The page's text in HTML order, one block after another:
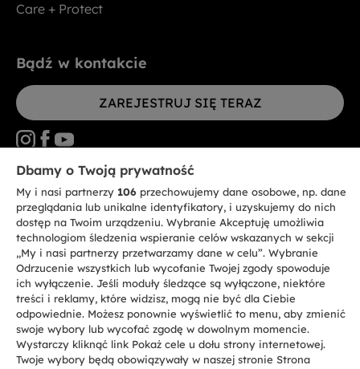
Care + Protect
Bądź w kontakcie
ZAREJESTRUJ SIĘ TERAZ
CANDY HOOVER GROUP S.r.I. - jednoosobowa sp. z.o.o. - SIEDZIBA
STATUTOWA: Via Comolli, 57 - 20861 Brugherio (MB) - Włochy -
SIEDZIBY ADMINISTRACYJNE: Via Privata Eden Fumagalli bez
nadanego numeru - 20861 Brugherio (MB) i Via Trento nr 20/A-22 - 20871
Vimercate (MB) - Włochy - Tel.: +39.039.2086.1 - Faks: +39.039.2086.237 -
Kapitał zakładowy 35.000.000,00 € wpłacony w całości - Kod identyfikacji
podatkowej i nr wpisu do Rejestru przedsiębiorstw dla rejonu Mediolan-
Monza-Brianza-Lodi 04666310158 - NIP 00786860965 - Numer wpisu do
Repertorium Ekonomiczno - Administracyjnego REA: MB-1033934 -
Autoryzacja IT AEOF 211870 - Spółka podlega zarządzaniu i koordynacji
Candy S.p.A.
PL / Polski
Dbamy o Twoją prywatność
My i nasi partnerzy 106 przechowujemy dane osobowe, np. dane
przeglądania lub unikalne identyfikatory, i uzyskujemy do nich
dostęp na Twoim urządzeniu. Wybranie Akceptuję umożliwia
technologiom śledzenia wspieranie celów wskazanych w sekcji
„My i nasi partnerzy przetwarzamy dane w celu”. Wybranie
Odrzucenie wszystkich lub wycofanie Twojej zgody spowoduje
ich wyłączenie. Jeśli moduły śledzące są wyłączone, niektóre
treści i reklamy, które widzisz, mogą nie być dla Ciebie
odpowiednie. Możesz ponownie wyświetlić to menu, aby zmienić
swoje wybory lub wycofać zgodę w dowolnym momencie.
Wystarczy kliknąć link Pokaż cele u dołu strony internetowej.
Twoje wybory będą obowiązywały w naszej stronie Strona